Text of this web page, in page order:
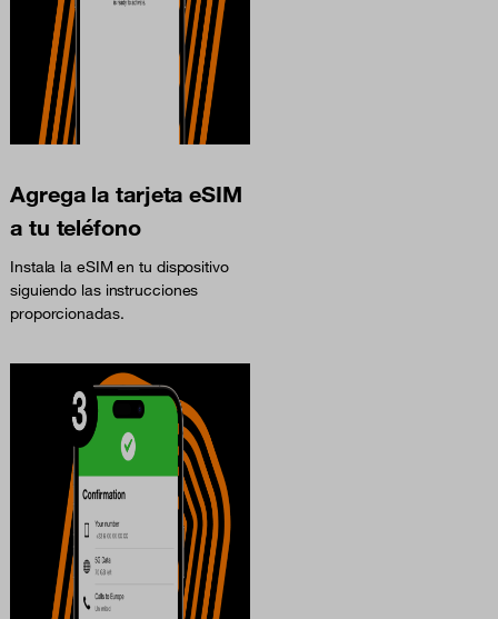
Agrega la tarjeta eSIM
a tu teléfono
Instala la eSIM en tu dispositivo
siguiendo las instrucciones
proporcionadas.